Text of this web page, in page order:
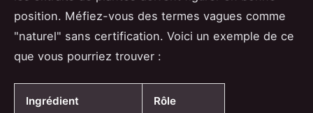
position. Méfiez-vous des termes vagues comme
"naturel" sans certification. Voici un exemple de ce
que vous pourriez trouver :
Ingrédient Rôle